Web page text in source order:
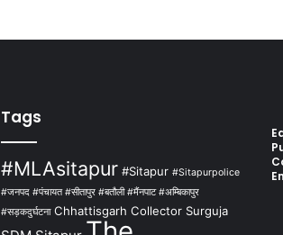
Tags
#MLAsitapur #Sitapur #Sitapurpolice
#जनपद #पंचायत #सीतापुर #बतौली #मैंनपाट #अम्बिकापुर
#सड़कदुर्घटना Chhattisgarh Collector Surguja